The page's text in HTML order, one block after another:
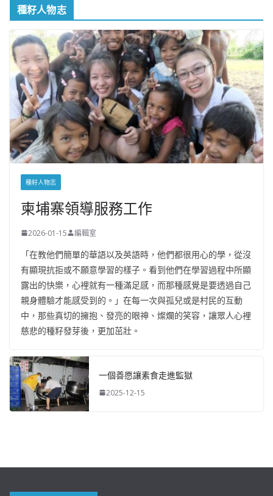
種籽人物志
種籽人物志
柬埔寨領導服務工作
2026-01-15 編輯室
「在教他們簡單的華語以及英語時，他們都很用心的學，從沒
有顯現抗拒或不願意學習的樣子。看到他們在學習過程中所顯
露出的快樂，心裡就有一種滿足感，而那種感覺是要透過自己
親身體驗才能感受到的。」在每一次與孤兒或是村民的互動
中，那些真切的擁抱、發亮的眼神、燦爛的笑容，讓眾人心裡
慈悲的種籽發芽後，更加茁壯。
一個善愿讓素食走進監獄
2025-12-15